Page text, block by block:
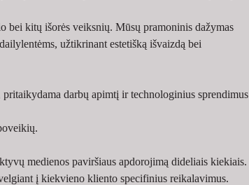
bei kitų išorės veiksnių. Mūsų pramoninis dažymas
užtikrinant estetišką išvaizdą bei
darbų apimtį ir technologinius sprendimus
medienos paviršiaus apdorojimą dideliais kiekiais.
į kiekvieno kliento specifinius reikalavimus.